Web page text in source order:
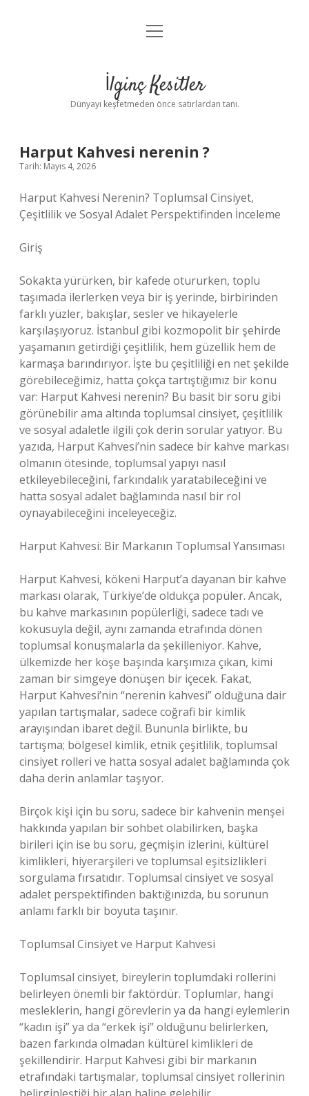
Anasayfa
Yasal Uyarı
menüyü
İlginç Kesitler
Dünyayı keşfetmeden önce satırlardan tanı.
Harput Kahvesi nerenin ?
Tarih: Mayıs 4, 2026
Harput Kahvesi Nerenin? Toplumsal Cinsiyet,
Çeşitlilik ve Sosyal Adalet Perspektifinden İnceleme
Giriş
Sokakta yürürken, bir kafede otururken, toplu
taşımada ilerlerken veya bir iş yerinde, birbirinden
farklı yüzler, bakışlar, sesler ve hikayelerle
karşılaşıyoruz. İstanbul gibi kozmopolit bir şehirde
yaşamanın getirdiği çeşitlilik, hem güzellik hem de
karmaşa barındırıyor. İşte bu çeşitliliği en net şekilde
görebileceğimiz, hatta çokça tartıştığımız bir konu
var: Harput Kahvesi nerenin? Bu basit bir soru gibi
görünebilir ama altında toplumsal cinsiyet, çeşitlilik
ve sosyal adaletle ilgili çok derin sorular yatıyor. Bu
yazıda, Harput Kahvesi’nin sadece bir kahve markası
olmanın ötesinde, toplumsal yapıyı nasıl
etkileyebileceğini, farkındalık yaratabileceğini ve
hatta sosyal adalet bağlamında nasıl bir rol
oynayabileceğini inceleyeceğiz.
Harput Kahvesi: Bir Markanın Toplumsal Yansıması
Harput Kahvesi, kökeni Harput’a dayanan bir kahve
markası olarak, Türkiye’de oldukça popüler. Ancak,
bu kahve markasının popülerliği, sadece tadı ve
kokusuyla değil, aynı zamanda etrafında dönen
toplumsal konuşmalarla da şekilleniyor. Kahve,
ülkemizde her köşe başında karşımıza çıkan, kimi
zaman bir simgeye dönüşen bir içecek. Fakat,
Harput Kahvesi’nin “nerenin kahvesi” olduğuna dair
yapılan tartışmalar, sadece coğrafi bir kimlik
arayışından ibaret değil. Bununla birlikte, bu
tartışma; bölgesel kimlik, etnik çeşitlilik, toplumsal
cinsiyet rolleri ve hatta sosyal adalet bağlamında çok
daha derin anlamlar taşıyor.
Birçok kişi için bu soru, sadece bir kahvenin menşei
hakkında yapılan bir sohbet olabilirken, başka
birileri için ise bu soru, geçmişin izlerini, kültürel
kimlikleri, hiyerarşileri ve toplumsal eşitsizlikleri
sorgulama fırsatıdır. Toplumsal cinsiyet ve sosyal
adalet perspektifinden baktığınızda, bu sorunun
anlamı farklı bir boyuta taşınır.
Toplumsal Cinsiyet ve Harput Kahvesi
Toplumsal cinsiyet, bireylerin toplumdaki rollerini
belirleyen önemli bir faktördür. Toplumlar, hangi
mesleklerin, hangi görevlerin ya da hangi eylemlerin
“kadın işi” ya da “erkek işi” olduğunu belirlerken,
bazen farkında olmadan kültürel kimlikleri de
şekillendirir. Harput Kahvesi gibi bir markanın
etrafındaki tartışmalar, toplumsal cinsiyet rollerinin